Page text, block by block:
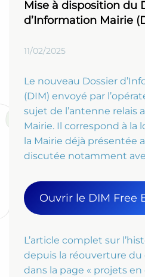
Mise à disposition du
d’Information Mairie
11/02/2025
Le nouveau Dossier
(DIM) envoyé par
sujet de l’antenne relais
Mairie. Il correspond à la
la Mairie déjà présentée
discutée notamment
Ouvrir le DIM Free
L’article complet sur
depuis la réouverture du
dans la page « projets en